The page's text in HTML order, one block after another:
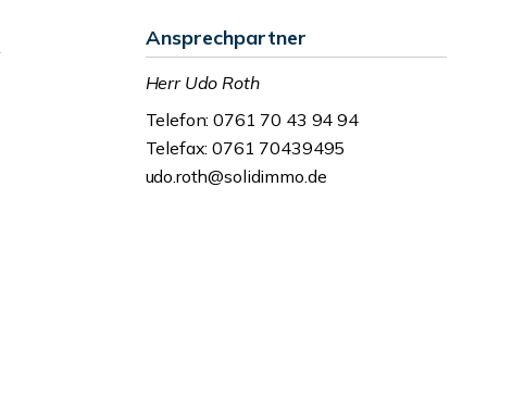
Ansprechpartner
Herr Udo Roth
Telefon: 0761 70 43 94 94
Telefax: 0761 70439495
udo.roth@solidimmo.de